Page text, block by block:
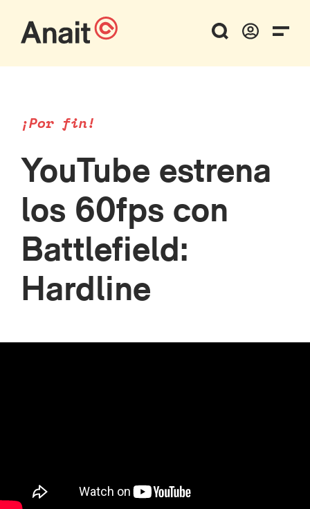
¡Por fin!
YouTube estrena
los 60fps con
Battlefield:
Hardline